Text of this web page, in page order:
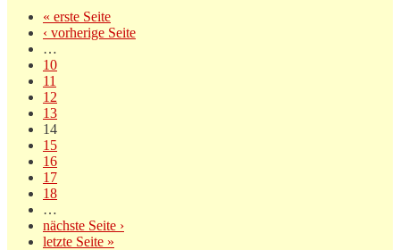
« erste Seite
‹ vorherige Seite
…
10
11
12
13
14
15
16
17
18
…
nächste Seite ›
letzte Seite »